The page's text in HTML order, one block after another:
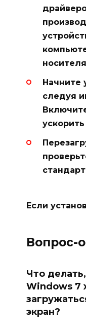
Начните
следуя
Если
Вопрос-
Что
Windows 7
экран?